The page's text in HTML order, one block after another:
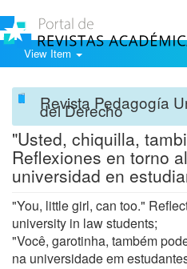
View Item
Revista Pedagogía
del Derecho
"Usted, chiquilla,
Reflexiones en torno
universidad en
"You, little girl, can too."
university in law students;
"Você, garotinha, também
na universidade em